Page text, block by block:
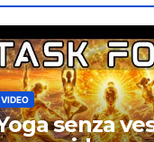
VIDEO
senza